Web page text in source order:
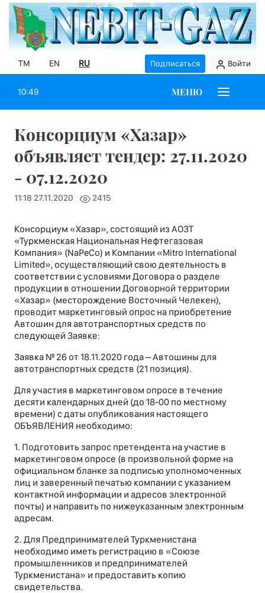
TM EN RU Подписаться Войти
10:49 МЕНЮ
Консорциум «Хазар»
объявляет тендер: 27.11.2020
- 07.12.2020
11:18 27.11.2020 2415
Консорциум «Хазар», состоящий из АОЗТ
«Туркменская Национальная Нефтегазовая
Компания» (NaPeCo) и Компании «Mitro International
Limited», осуществляющий свою деятельность в
соответствии с условиями Договора о разделе
продукции в отношении Договорной территории
«Хазар» (месторождение Восточный Челекен),
проводит маркетинговый опрос на приобретение
Автошин для автотранспортных средств по
следующей Заявке:
Заявка № 26 от 18.11.2020 года – Автошины для
автотранспортных средств (21 позиция).
Для участия в маркетинговом опросе в течение
десяти календарных дней (до 18-00 по местному
времени) с даты опубликования настоящего
ОБЪЯВЛЕНИЯ необходимо:
1. Подготовить запрос претендента на участие в
маркетинговом опросе (в произвольной форме на
официальном бланке за подписью уполномоченных
лиц и заверенный печатью компании c указанием
контактной информации и адресов электронной
почты) и направить по нижеуказанным электронным
адресам.
2. Для Предпринимателей Туркменистана
необходимо иметь регистрацию в «Союзе
промышленников и предпринимателей
Туркменистана» и предоставить копию
свидетельства.